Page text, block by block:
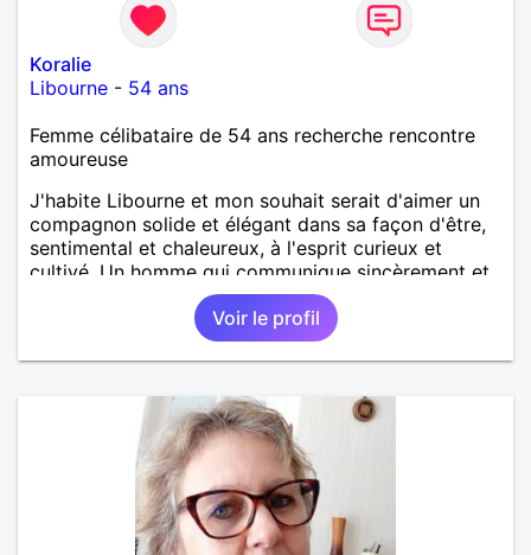
Koralie
Libourne - 54 ans
Femme célibataire de 54 ans recherche rencontre
amoureuse
J'habite Libourne et mon souhait serait d'aimer un
compagnon solide et élégant dans sa façon d'être,
sentimental et chaleureux, à l'esprit curieux et
cultivé. Un homme qui communique sincèrement et
exprime ses ressentis sans faux semblant.... Cela me
semble essentiel pour une vie commune
harmonieuse et épanouissante.... Romantique si
possible mais lucide, je danserais mon bonheur avec
Voir le profil